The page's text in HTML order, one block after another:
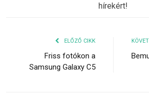
hírekért!
ELŐZŐ CIKK
Friss fotókon a
Samsung Galaxy C5